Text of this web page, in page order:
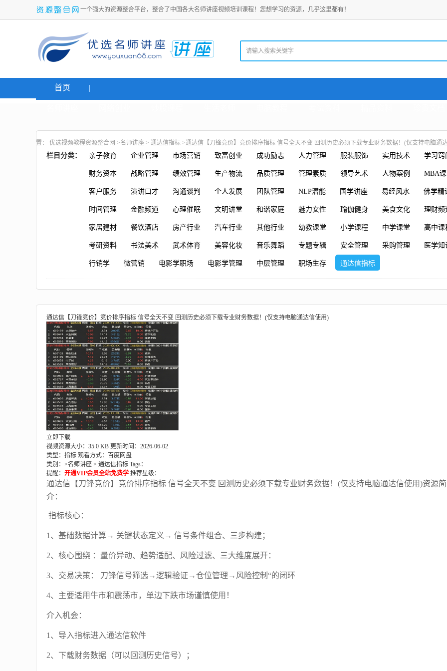
一个强大的资源整合平台，整合了中国各大名师讲座视频培训课程！您想学习的资源，几乎这里都有！
首页
置： 优选视频教程资源整合网 >名师讲座 > 通达信指标 >通达信【刀锋竞价】竞价排序指标 信号全天不变 回测历史必须下载专业财务数据！(仅支持电脑通
栏目分类： 亲子教育 企业管理 市场营销 致富创业 成功励志 人力管理 服装服饰 实用技术 学习窍
财务资本 战略管理 绩效管理 生产物流 品质管理 管理素质 领导艺术 人物案例 MBA
客户服务 演讲口才 沟通谈判 个人发展 团队管理 NLP潜能 国学讲座 易经风水 佛学精
时间管理 金融频道 心理催眠 文明讲堂 和谐家庭 魅力女性 瑜伽健身 美食文化 理财频
家居建材 餐饮酒店 房产行业 汽车行业 其他行业 幼教课堂 小学课程 中学课堂 高中课
考研资料 书法美术 武术体育 美容化妆 音乐舞蹈 专题专辑 安全管理 采购管理 医学知
行销学 微营销 电影学职场 电影学管理 中层管理 职场生存 通达信指标
通达信【刀锋竞价】竞价排序指标 信号全天不变 回测历史必须下载专业财务数据！(仅支持电脑通达信使用)
立即下载
视频资源大小：35.0 KB 更新时间：2026-06-02
类型：指标 观看方式：百度网盘
类别：>名师讲座 > 通达信指标 Tags：
提醒： 开通VIP会员全站免费学 推荐星级：
通达信【刀锋竞价】竞价排序指标 信号全天不变 回测历史必须下载专业财务数据！(仅支持电脑通达信使用)资源简
介：
指标核心：
1、基础数据计算→ 关键状态定义→ 信号条件组合、三步构建；
2、核心围绕 ：量价异动、趋势适配、风险过滤、三大维度展开：
3、交易决策： 刀锋信号筛选→逻辑验证→仓位管理→风险控制“的闭环
4、主要适用牛市和震荡市，单边下跌市场谨慎使用！
介入机会：
1、导入指标进入通达信软件
2、下载财务数据（可以回测历史信号）；